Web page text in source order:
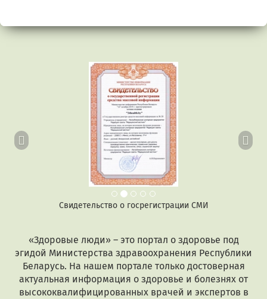
Свидетельство о госрегистрации СМИ
Предыдущий
«Здоровые люди» – это портал о здоровье под
эгидой Министерства здравоохранения Республики
Беларусь. На нашем портале только достоверная
актуальная информация о здоровье и болезнях от
высококвалифицированных врачей и экспертов в